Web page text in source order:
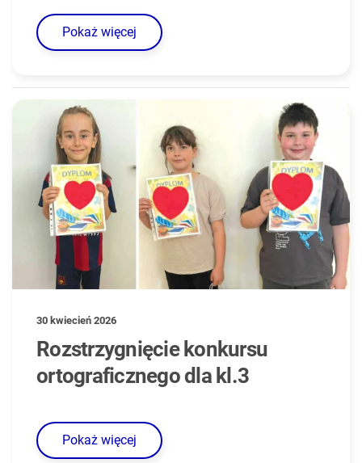
Pokaż więcej
30 kwiecień 2026
Rozstrzygnięcie konkursu
ortograficznego dla kl.3
Pokaż więcej